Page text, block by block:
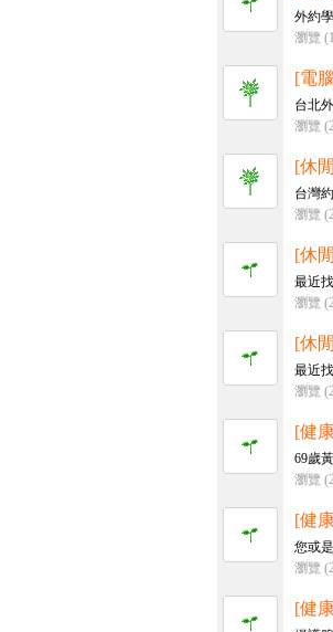
外約
瀏覽
[電
台北
瀏覽
[休
台灣
瀏覽
[休
最近
瀏覽
[休
最近
瀏覽
[健
69歲
瀏覽
[健
您或
瀏覽
[健